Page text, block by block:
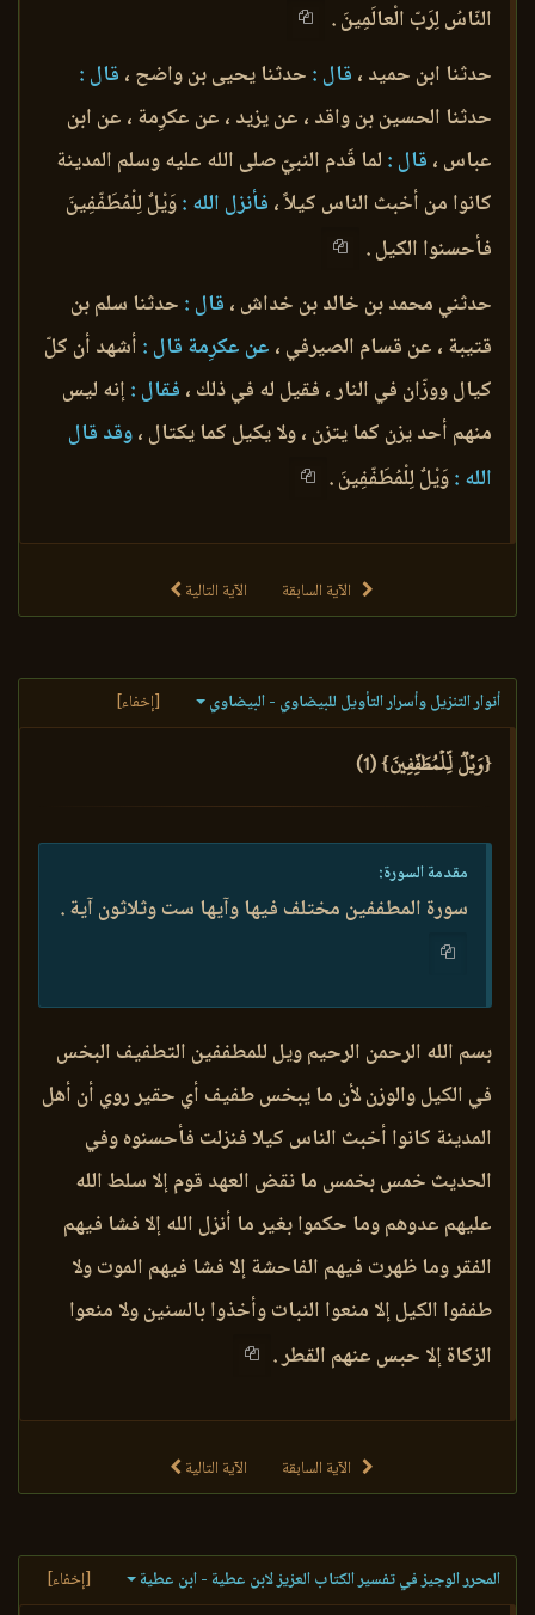
النّاسُ لِرَبّ الْعالَمِينَ .
حدثنا ابن حميد ، قال : حدثنا يحيى بن واضح ، قال :
حدثنا الحسين بن واقد ، عن يزيد ، عن عكرِمة ، عن ابن
عباس ، قال : لما قَدم النبيّ صلى الله عليه وسلم المدينة
كانوا من أخبث الناس كيلاً ، فأنزل الله :وَيْلٌ لِلْمُطَفّفِينَ
فأحسنوا الكيل .
حدثني محمد بن خالد بن خداش ، قال : حدثنا سلم بن
قتيبة ، عن قسام الصيرفي ، عن عكرِمة قال : أشهد أن كلّ
كيال ووزّان في النار ، فقيل له في ذلك ، فقال :إنه ليس
منهم أحد يزن كما يتزن ، ولا يكيل كما يكتال ،وقد قال
الله :وَيْلٌ لِلْمُطَفّفِينَ .
الآية السابقة الآية التالية
أنوار التنزيل وأسرار التأويل للبيضاوي - البيضاوي [إخفاء]
{وَيۡلٞ لِّلۡمُطَفِّفِينَ} (1)
مقدمة السورة:
سورة المطففين مختلف فيها وآيها ست وثلاثون آية .
بسم الله الرحمن الرحيم ويل للمطففين التطفيف البخس
في الكيل والوزن لأن ما يبخس طفيف أي حقير روي أن أهل
المدينة كانوا أخبث الناس كيلا فنزلت فأحسنوه وفي
الحديث خمس بخمس ما نقض العهد قوم إلا سلط الله
عليهم عدوهم وما حكموا بغير ما أنزل الله إلا فشا فيهم
الفقر وما ظهرت فيهم الفاحشة إلا فشا فيهم الموت ولا
طففوا الكيل إلا منعوا النبات وأخذوا بالسنين ولا منعوا
الزكاة إلا حبس عنهم القطر .
الآية السابقة الآية التالية
المحرر الوجيز في تفسير الكتاب العزيز لابن عطية - ابن عطية [إخفاء]